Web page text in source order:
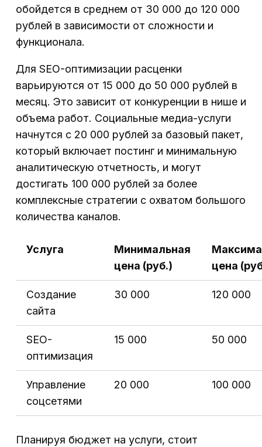
обойдется в среднем от 30 000 до 120 000
рублей в зависимости от сложности и
функционала.
Для SEO-оптимизации расценки
варьируются от 15 000 до 50 000 рублей в
месяц. Это зависит от конкуренции в нише и
объема работ. Социальные медиа-услуги
начнутся с 20 000 рублей за базовый пакет,
который включает постинг и минимальную
аналитическую отчетность, и могут
достигать 100 000 рублей за более
комплексные стратегии с охватом большого
количества каналов.
Услуга
Минимальная
цена (руб.)
цена
Создание
сайта
30 000 120 000
SEO-
оптимизация
15 000 50 000
Управление
соцсетями
20 000 100 000
Планируя бюджет на услуги, стоит